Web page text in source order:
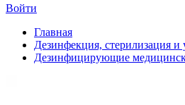
Войти
Главная
Дезинфекция, стерилизация и
Дезинфицирующие